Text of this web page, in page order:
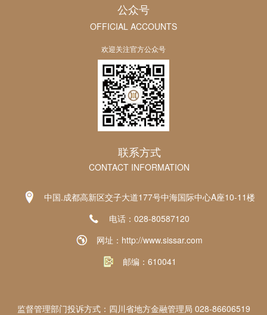
公众号
OFFICIAL ACCOUNTS
欢迎关注官方公众号
联系方式
CONTACT INFORMATION
中国.成都高新区交子大道177号中海国际中心A座10-11楼
电话：028-80587120
网址：http://www.sissar.com
邮编：610041
监督管理部门投诉方式：四川省地方金融管理局 028-86606519